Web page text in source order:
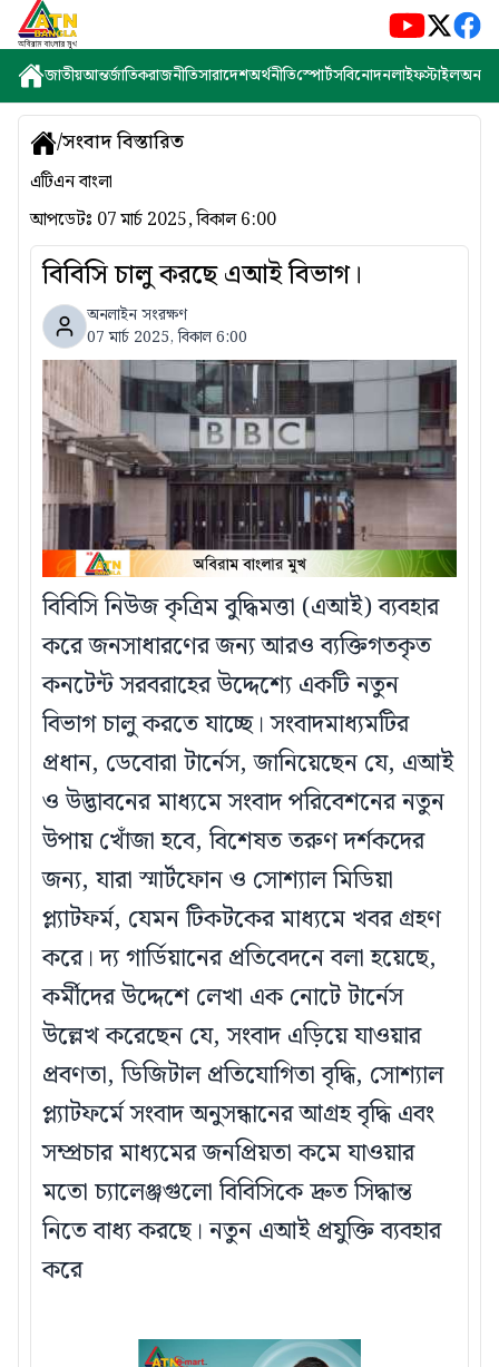
জাতীয়আন্তর্জাতিকরাজনীতিসারাদেশঅর্থনীতিস্পোর্টসবিনোদনলাইফস্টাইল
/সংবাদ বিস্তারিত
এটিএন বাংলা
আপডেটঃ 07 মার্চ 2025, বিকাল 6:00
বিবিসি চালু করছে এআই বিভাগ।
অনলাইন সংরক্ষণ
07 মার্চ 2025, বিকাল 6:00
বিবিসি নিউজ কৃত্রিম বুদ্ধিমত্তা (এআই) ব্যবহার
করে জনসাধারণের জন্য আরও ব্যক্তিগতকৃত
কনটেন্ট সরবরাহের উদ্দেশ্যে একটি নতুন
বিভাগ চালু করতে যাচ্ছে। সংবাদমাধ্যমটির
প্রধান, ডেবোরা টার্নেস, জানিয়েছেন যে, এআই
ও উদ্ভাবনের মাধ্যমে সংবাদ পরিবেশনের নতুন
উপায় খোঁজা হবে, বিশেষত তরুণ দর্শকদের
জন্য, যারা স্মার্টফোন ও সোশ্যাল মিডিয়া
প্ল্যাটফর্ম, যেমন টিকটকের মাধ্যমে খবর গ্রহণ
করে। দ্য গার্ডিয়ানের প্রতিবেদনে বলা হয়েছে,
কর্মীদের উদ্দেশে লেখা এক নোটে টার্নেস
উল্লেখ করেছেন যে, সংবাদ এড়িয়ে যাওয়ার
প্রবণতা, ডিজিটাল প্রতিযোগিতা বৃদ্ধি, সোশ্যাল
প্ল্যাটফর্মে সংবাদ অনুসন্ধানের আগ্রহ বৃদ্ধি এবং
সম্প্রচার মাধ্যমের জনপ্রিয়তা কমে যাওয়ার
মতো চ্যালেঞ্জগুলো বিবিসিকে দ্রুত সিদ্ধান্ত
নিতে বাধ্য করছে। নতুন এআই প্রযুক্তি ব্যবহার
করে